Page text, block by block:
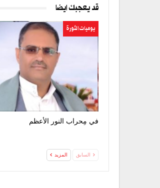
قد يعجبك ايضا
يوميات الثورة
في مِحراب النور الأعظم
السابق المزيد